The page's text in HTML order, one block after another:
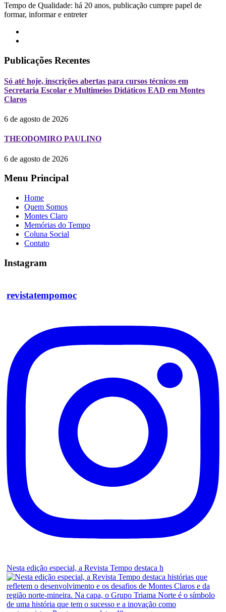
Tempo de Qualidade: há 20 anos, publicação cumpre papel de
formar, informar e entreter
Publicações Recentes
Só até hoje, inscrições abertas para cursos técnicos em
Secretaria Escolar e Multimeios Didáticos EAD em Montes
Claros
6 de agosto de 2026
THEODOMIRO PAULINO
6 de agosto de 2026
Menu Principal
Home
Quem Somos
Montes Claro
Memórias do Tempo
Coluna Social
Contato
Instagram
revistatempomoc
Nesta edição especial, a Revista Tempo destaca h